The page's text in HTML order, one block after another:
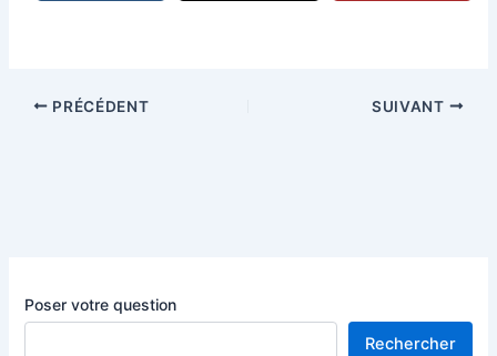
Poser votre question
Rechercher
PRÉCÉDENT SUIVANT